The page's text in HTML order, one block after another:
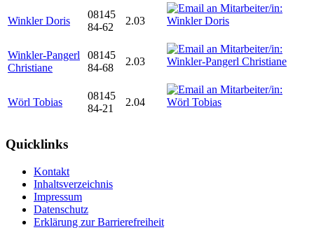
Winkler Doris
08145
84-62
2.03
Winkler-Pangerl
Christiane
08145
84-68
2.03
Wörl Tobias
08145
84-21
2.04
Quicklinks
Kontakt
Inhaltsverzeichnis
Impressum
Datenschutz
Erklärung zur Barrierefreiheit